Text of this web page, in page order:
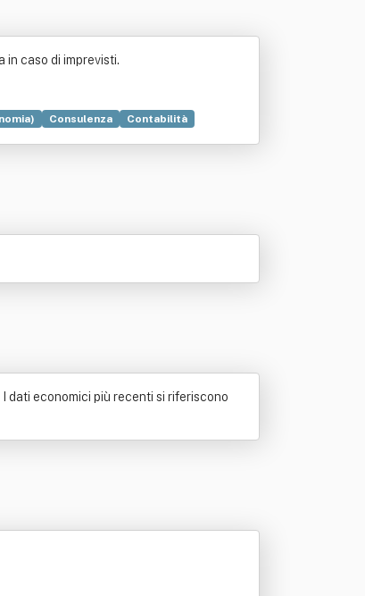
in caso di imprevisti.
Consulenza
Contabilità
dati economici più recenti si riferiscono